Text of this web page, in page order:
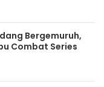
Bergemuruh,
Combat Series